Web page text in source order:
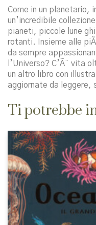
Come in un planetario,
un’incredibile
pianeti, piccole lune
rotanti. Insieme alle
da sempre
l’Universo? C’Ã¨ vita
un altro libro con
aggiornate da leggere,
Ti potrebbe